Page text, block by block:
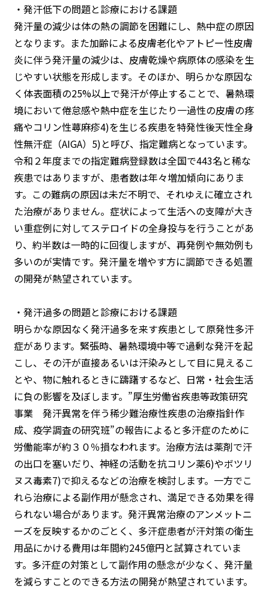
・発汗低下の問題と診療における課題
発汗量の減少は体の熱の調節を困難にし、熱中症の原因
となります。また加齢による皮膚老化やアトピー性皮膚
炎に伴う発汗量の減少は、皮膚乾燥や病原体の感染を生
じやすい状態を形成します。そのほか、明らかな原因な
く体表面積の25%以上で発汗が停止することで、暑熱環
境において倦怠感や熱中症を生じたり一過性の皮膚の疼
痛やコリン性蕁麻疹4)を生じる疾患を特発性後天性全身
性無汗症（AIGA）5)と呼び、指定難病となっています。
令和２年度までの指定難病登録数は全国で443名と稀な
疾患ではありますが、患者数は年々増加傾向にありま
す。この難病の原因は未だ不明で、それゆえに確立され
た治療がありません。症状によって生活への支障が大き
い重症例に対してステロイドの全身投与を行うことがあ
り、約半数は一時的に回復しますが、再発例や無効例も
多いのが実情です。発汗量を増やす方に調節できる処置
の開発が熱望されています。
・発汗過多の問題と診療における課題
明らかな原因なく発汗過多を来す疾患として原発性多汗
症があります。緊張時、暑熱環境中等で過剰な発汗を起
こし、その汗が直接あるいは汗染みとして目に見えるこ
とや、物に触れるときに躊躇するなど、日常・社会生活
に負の影響を及ぼします。”厚生労働省疾患等政策研究
事業 発汗異常を伴う稀少難治療性疾患の治療指針作
成、疫学調査の研究班”の報告によると多汗症のために
労働能率が約３０％損なわれます。治療方法は薬剤で汗
の出口を塞いだり、神経の活動を抗コリン薬6)やボツリ
ヌス毒素7)で抑えるなどの治療を検討します。一方でこ
れら治療による副作用が懸念され、満足できる効果を得
られない場合があります。発汗異常治療のアンメットニ
ーズを反映するかのごとく、多汗症患者が汗対策の衛生
用品にかける費用は年間約245億円と試算されていま
す。多汗症の対策として副作用の懸念が少なく、発汗量
を減らすことのできる方法の開発が熱望されています。